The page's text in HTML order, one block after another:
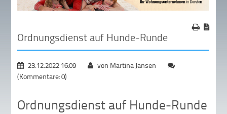
Ordnungsdienst auf Hunde-Runde
23.12.2022 16:09
von Martina Jansen
(Kommentare: 0)
Ordnungsdienst auf Hunde-Runde